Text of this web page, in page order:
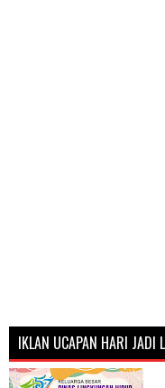
IKLAN UCAPAN HARI JADI